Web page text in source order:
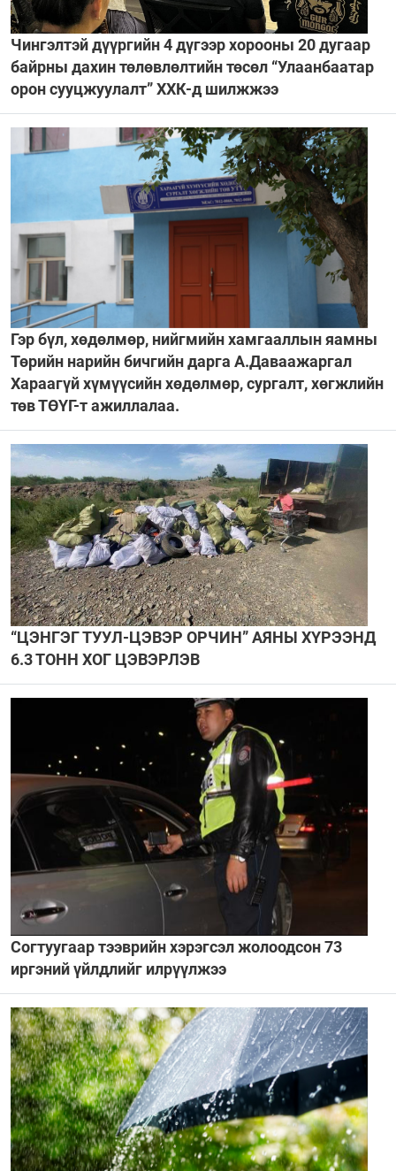
Чингэлтэй дүүргийн 4 дүгээр хорооны 20 дугаар
байрны дахин төлөвлөлтийн төсөл “Улаанбаатар
орон сууцжуулалт” ХХК-д шилжжээ
Гэр бүл, хөдөлмөр, нийгмийн хамгааллын яамны
Төрийн нарийн бичгийн дарга А.Даваажаргал
Хараагүй хүмүүсийн хөдөлмөр, сургалт, хөгжлийн
төв ТӨҮГ-т ажиллалаа.
“ЦЭНГЭГ ТУУЛ-ЦЭВЭР ОРЧИН” АЯНЫ ХҮРЭЭНД
6.3 ТОНН ХОГ ЦЭВЭРЛЭВ
Согтуугаар тээврийн хэрэгсэл жолоодсон 73
иргэний үйлдлийг илрүүлжээ